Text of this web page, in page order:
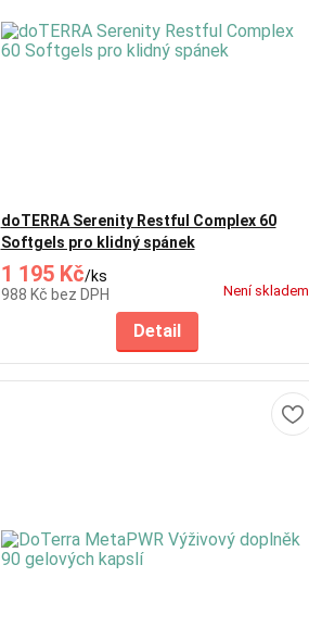
doTERRA Serenity Restful Complex 60
Softgels pro klidný spánek
1 195 Kč/ks
988 Kč bez DPH Není skladem
Detail